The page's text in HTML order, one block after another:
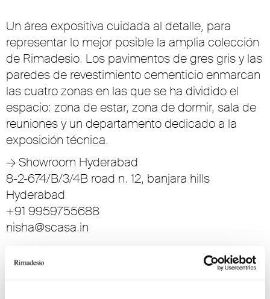
Un área expositiva cuidada al detalle, para
representar lo mejor posible la amplia colección
de Rimadesio. Los pavimentos de gres gris y las
paredes de revestimiento cementicio enmarcan
las cuatro zonas en las que se ha dividido el
espacio: zona de estar, zona de dormir, sala de
reuniones y un departamento dedicado a la
exposición técnica.
→Showroom Hyderabad
8-2-674/B/3/4B road n. 12, banjara hills
Hyderabad
+91 9959755688
nisha@scasa.in